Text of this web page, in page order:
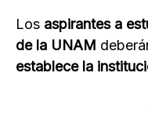
Los aspirantes a
de la UNAM
establece la